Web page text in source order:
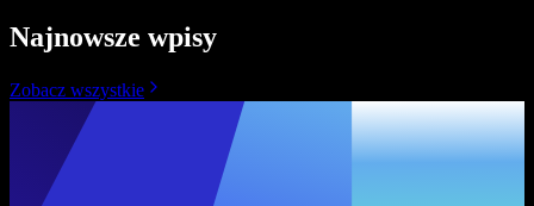
Najnowsze wpisy
Zobacz wszystkie